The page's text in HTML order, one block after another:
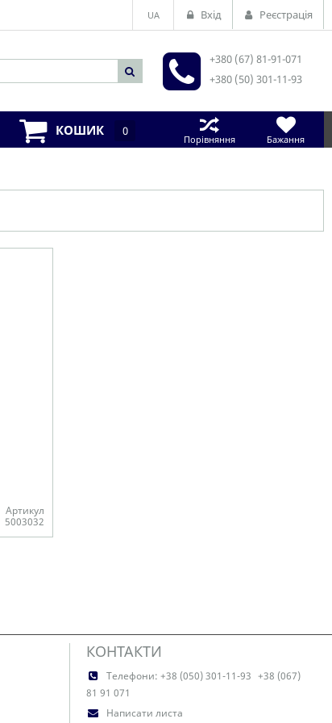
Артикул
5003032
UA Вхід Реєстрація
+380 (67) 81-91-071
+380 (50) 301-11-93
КОШИК 0
Порівняння Бажання
КОНТАКТИ
Телефони: +38 (050) 301-11-93 +38 (067)
81 91 071
Написати листа